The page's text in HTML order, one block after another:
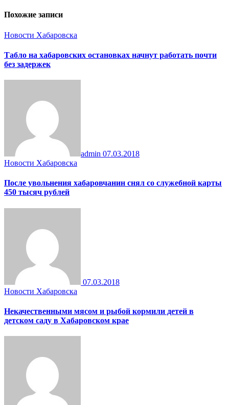
Похожие записи
Новости Хабаровска
Табло на хабаровских остановках начнут работать почти
без задержек
admin 07.03.2018
Новости Хабаровска
После увольнения хабаровчанин снял со служебной карты
450 тысяч рублей
07.03.2018
Новости Хабаровска
Некачественными мясом и рыбой кормили детей в
детском саду в Хабаровском крае